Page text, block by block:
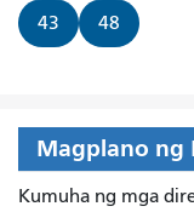
43 48
Magplano ng
Kumuha ng mga